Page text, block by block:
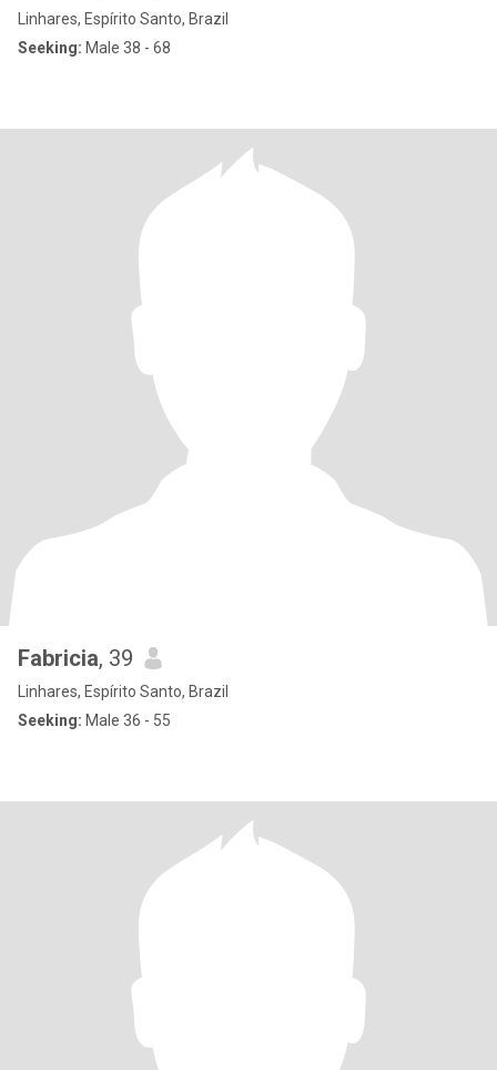
Linhares, Espírito Santo, Brazil
Seeking: Male 38 - 68
Fabricia, 39
Linhares, Espírito Santo, Brazil
Seeking: Male 36 - 55